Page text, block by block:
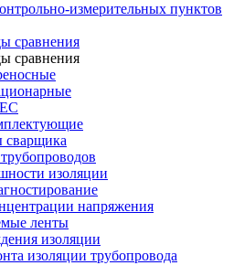
измерительных пунктов
сравнения
сравнения
изоляции
напряжения
ленты
изоляции
изоляции трубопровода